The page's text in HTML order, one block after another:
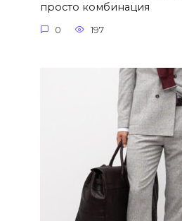
просто комбинация
0 197